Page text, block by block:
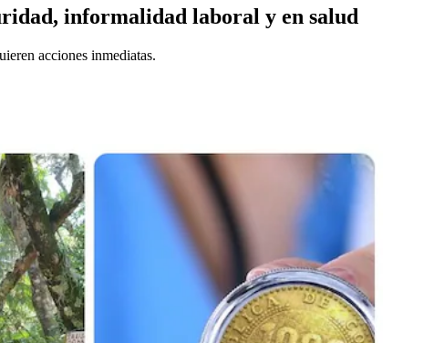
informalidad laboral y en salud
acciones inmediatas.